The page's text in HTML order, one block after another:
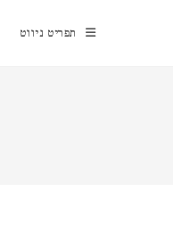
תפריט ניווט